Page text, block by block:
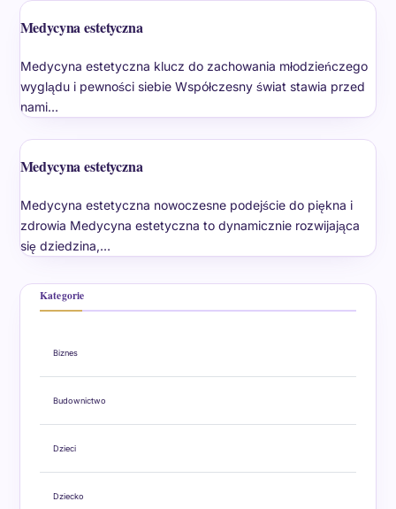
Medycyna estetyczna
Medycyna estetyczna klucz do zachowania młodzieńczego
wyglądu i pewności siebie Współczesny świat stawia przed
nami…
Medycyna estetyczna
Medycyna estetyczna nowoczesne podejście do piękna i
zdrowia Medycyna estetyczna to dynamicznie rozwijająca
się dziedzina,…
Kategorie
Biznes
Budownictwo
Dzieci
Dziecko